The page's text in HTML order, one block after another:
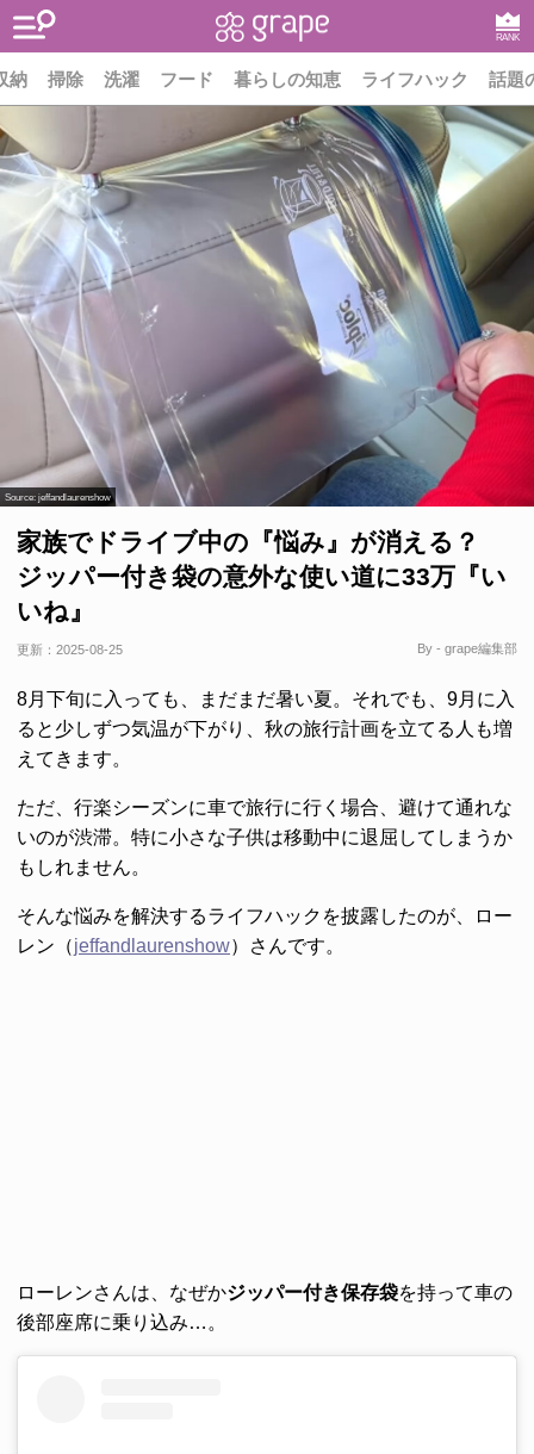
RANK
納 掃除 洗濯 フード 暮らしの知恵 ライフハック 話題
Source: jeffandlaurenshow
家族でドライブ中の『悩み』が消える？
ジッパー付き袋の意外な使い道に33万『い
いね』
更新： 2025-08-25 By - grape編集部
8月下旬に入っても、まだまだ暑い夏。それでも、9月に入
ると少しずつ気温が下がり、秋の旅行計画を立てる人も増
えてきます。
ただ、行楽シーズンに車で旅行に行く場合、避けて通れな
いのが渋滞。特に小さな子供は移動中に退屈してしまうか
もしれません。
そんな悩みを解決するライフハックを披露したのが、ロー
レン（jeffandlaurenshow）さんです。
ローレンさんは、なぜかジッパー付き保存袋を持って車の
後部座席に乗り込み…。